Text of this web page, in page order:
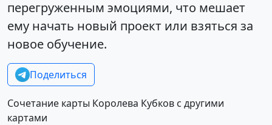
перегруженным эмоциями, что мешает
ему начать новый проект или взяться за
новое обучение.
Поделиться
Сочетание карты Королева Кубков с другими
картами